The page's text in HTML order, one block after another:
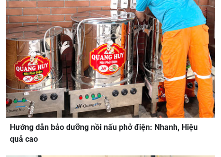
Hướng dẫn bảo dưỡng nồi nấu phở điện: Nhanh, Hiệu
quả cao